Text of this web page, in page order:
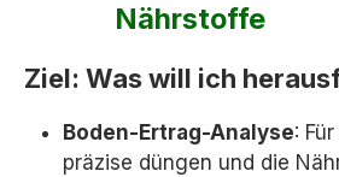
Nährstoffe
Ziel: Was will ich
Boden-Ertrag-Analyse:
präzise düngen und die